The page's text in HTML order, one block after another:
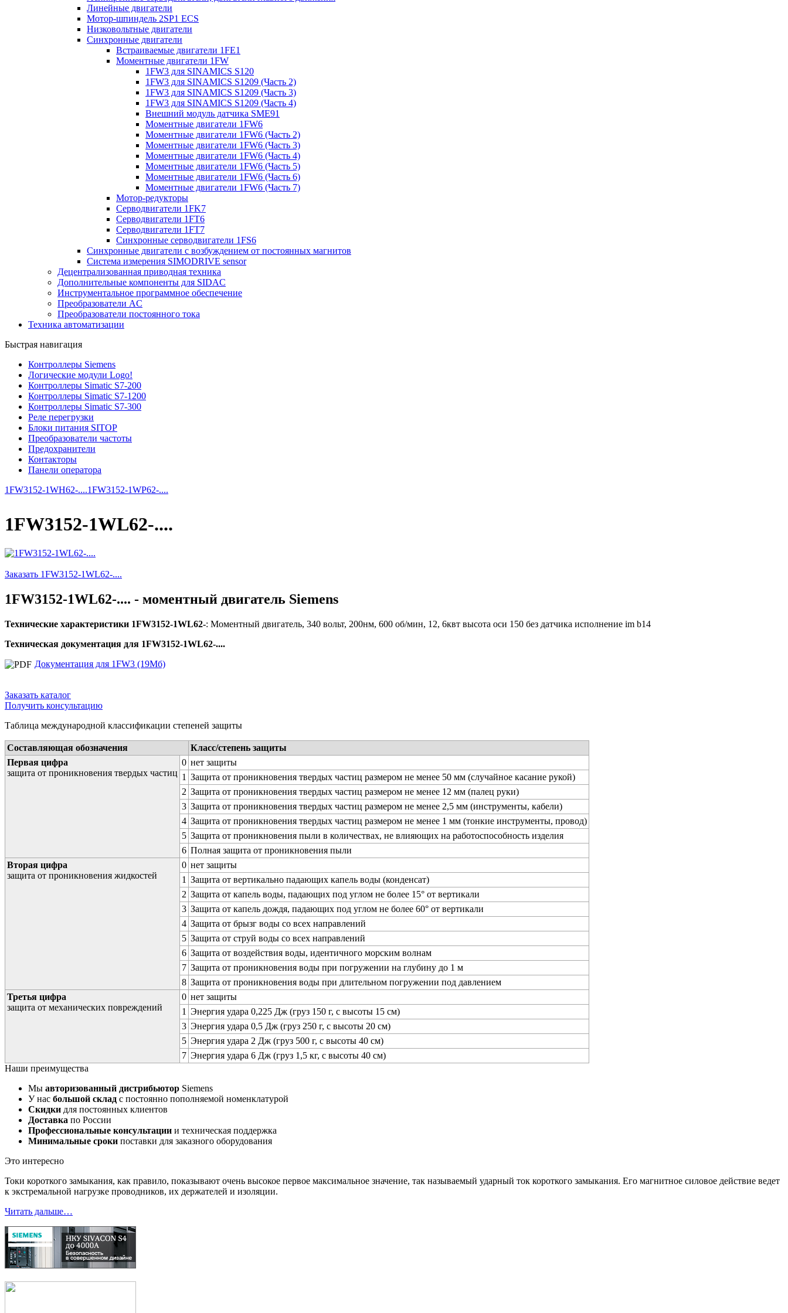
Линейные двигатели
Мотор-шпиндель 2SP1 ECS
Низковольтные двигатели
Синхронные двигатели
Встраиваемые двигатели 1FE1
Моментные двигатели 1FW
1FW3 для SINAMICS S120
1FW3 для SINAMICS S1209 (Часть 2)
1FW3 для SINAMICS S1209 (Часть 3)
1FW3 для SINAMICS S1209 (Часть 4)
Внешний модуль датчика SME91
Моментные двигатели 1FW6
Моментные двигатели 1FW6 (Часть 2)
Моментные двигатели 1FW6 (Часть 3)
Моментные двигатели 1FW6 (Часть 4)
Моментные двигатели 1FW6 (Часть 5)
Моментные двигатели 1FW6 (Часть 6)
Моментные двигатели 1FW6 (Часть 7)
Мотор-редукторы
Серводвигатели 1FK7
Серводвигатели 1FT6
Серводвигатели 1FT7
Синхронные серводвигатели 1FS6
Синхронные двигатели с возбуждением от постоянных магнитов
Система измерения SIMODRIVE sensor
Децентрализованная приводная техника
Дополнительные компоненты для SIDAC
Инструментальное программное обеспечение
Преобразователи AC
Преобразователи постоянного тока
Техника автоматизации
Быстрая навигация
Контроллеры Siemens
Логические модули Logo!
Контроллеры Simatic S7-200
Контроллеры Simatic S7-1200
Контроллеры Simatic S7-300
Реле перегрузки
Блоки питания SITOP
Преобразователи частоты
Предохранители
Контакторы
Панели оператора
1FW3152-1WH62-....1FW3152-1WP62-....
1FW3152-1WL62-....
Заказать 1FW3152-1WL62-....
1FW3152-1WL62-.... - моментный двигатель Siemens
Технические характеристики 1FW3152-1WL62-: Моментный двигатель, 340 вольт, 200нм, 600 об/мин, 12, 6квт высота оси 150 без датчика исполнение im b14
Техническая документация для 1FW3152-1WL62-....
Документация для 1FW3 (19Мб)
Заказать каталог
Получить консультацию
Таблица международной классификации степеней защиты
Составляющая обозначения
Класс/степень защиты
Первая цифра
защита от проникновения твердых частиц
0 нет защиты
1 Защита от проникновения твердых частиц размером не менее 50 мм (случайное касание рукой)
2 Защита от проникновения твердых частиц размером не менее 12 мм (палец руки)
3 Защита от проникновения твердых частиц размером не менее 2,5 мм (инструменты, кабели)
4 Защита от проникновения твердых частиц размером не менее 1 мм (тонкие инструменты, провод)
5 Защита от проникновения пыли в количествах, не влияющих на работоспособность изделия
6 Полная защита от проникновения пыли
Вторая цифра
защита от проникновения жидкостей
0 нет защиты
1 Защита от вертикально падающих капель воды (конденсат)
2 Защита от капель воды, падающих под углом не более 15° от вертикали
3 Защита от капель дождя, падающих под углом не более 60° от вертикали
4 Защита от брызг воды со всех направлений
5 Защита от струй воды со всех направлений
6 Защита от воздействия воды, идентичного морским волнам
7 Защита от проникновения воды при погружении на глубину до 1 м
8 Защита от проникновения воды при длительном погружении под давлением
Третья цифра
защита от механических повреждений
0 нет защиты
1 Энергия удара 0,225 Дж (груз 150 г, с высоты 15 см)
3 Энергия удара 0,5 Дж (груз 250 г, с высоты 20 см)
5 Энергия удара 2 Дж (груз 500 г, с высоты 40 см)
7 Энергия удара 6 Дж (груз 1,5 кг, с высоты 40 см)
Наши преимущества
Мы авторизованный дистрибьютор Siemens
У нас большой склад с постоянно пополняемой номенклатурой
Скидки для постоянных клиентов
Доставка по России
Профессиональные консультации и техническая поддержка
Минимальные сроки поставки для заказного оборудования
Это интересно
Токи короткого замыкания, как правило, показывают очень высокое первое максимальное значение, так называемый ударный ток короткого замыкания. Его магнитное силовое действие ведет
к экстремальной нагрузке проводников, их держателей и изоляции.
Читать дальше…